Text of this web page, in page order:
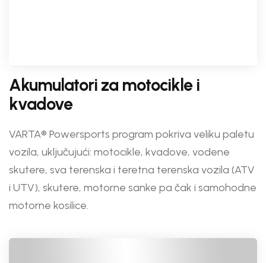
Akumulatori za motocikle i
kvadove
VARTA® Powersports program pokriva veliku paletu
vozila, uključujući: motocikle, kvadove, vodene
skutere, sva terenska i teretna terenska vozila (ATV
i UTV), skutere, motorne sanke pa čak i samohodne
motorne kosilice.